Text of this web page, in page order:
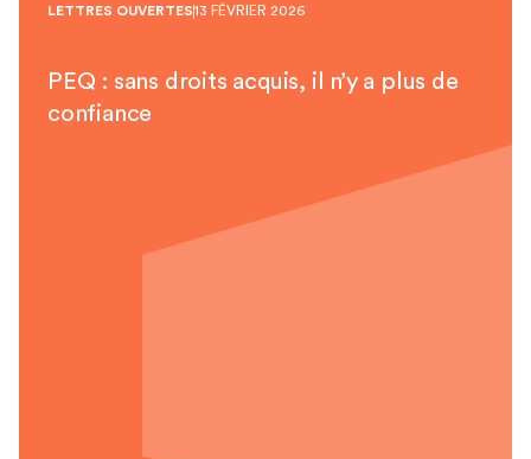
LETTRES OUVERTES13 FÉVRIER 2026
PEQ : sans droits acquis, il n’y a plus de
confiance